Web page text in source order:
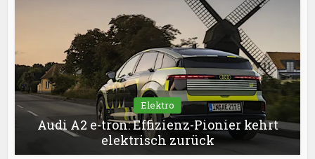
Elektro
Audi A2 e-tron: Effizienz-Pionier kehrt
elektrisch zurück